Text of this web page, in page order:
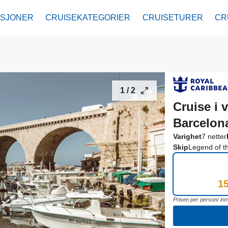
CRUISEKATEGORIER CRUISETURER
fra Barcelona til Barcelona
1 /2
Cruise i
Varighet7 netter
SkipLegend of
Prisen per person/